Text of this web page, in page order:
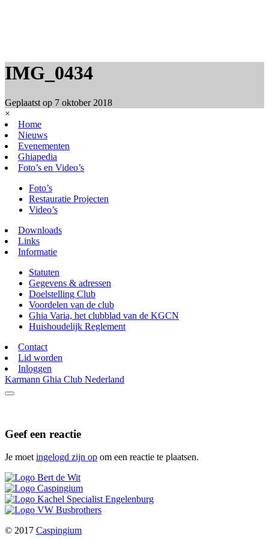
IMG_0434
Geplaatst op 7 oktober 2018
×
Home
Nieuws
Evenementen
Ghiapedia
Foto’s en Video’s
Foto’s
Restauratie Projecten
Video’s
Downloads
Links
Informatie
Statuten
Gegevens & adressen
Doelstelling Club
Voordelen van de club
Ghia Varia, het clubblad van de KGCN
Huishoudelijk Reglement
Contact
Lid worden
Inloggen
Karmann Ghia Club Nederland
Geef een reactie
Je moet ingelogd zijn op om een reactie te plaatsen.
© 2017 Caspingium